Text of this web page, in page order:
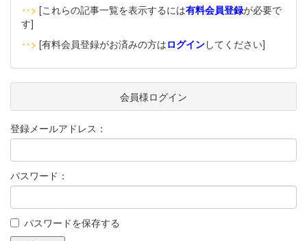
‥> [これらの記事一覧を表示するには有料会員登録が必要で
す]
‥> [有料会員登録がお済みの方はログインしてください]
会員様ログイン
登録メールアドレス：
パスワード：
パスワードを保存する